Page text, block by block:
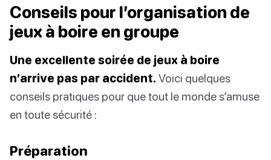
Conseils pour l’organisation de
jeux à boire en groupe
Une excellente soirée de jeux à boire
n’arrive pas par accident. Voici quelques
conseils pratiques pour que tout le monde s’amuse
en toute sécurité :
Préparation